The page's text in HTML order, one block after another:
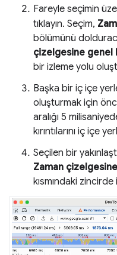
Fareyle seçimin
tıklayın. Seçim,
bölümünü
çizelgesine genel
bir izleme yolu
Başka bir iç içe
oluşturmak için
aralığı 5
kırıntılarını iç içe
Seçilen bir
Zaman
kısmındaki zincirde